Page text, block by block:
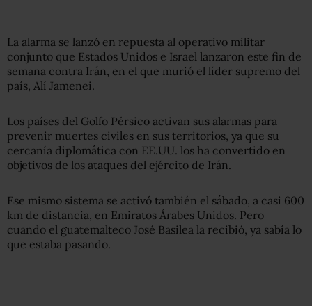
La alarma se lanzó en repuesta al operativo militar
conjunto que Estados Unidos e Israel lanzaron este fin de
semana contra Irán, en el que murió el líder supremo del
país, Alí Jamenei.
Los países del Golfo Pérsico activan sus alarmas para
prevenir muertes civiles en sus territorios, ya que su
cercanía diplomática con EE.UU. los ha convertido en
objetivos de los ataques del ejército de Irán.
Ese mismo sistema se activó también el sábado, a casi 600
km de distancia, en Emiratos Árabes Unidos. Pero
cuando el guatemalteco José Basilea la recibió, ya sabía lo
que estaba pasando.